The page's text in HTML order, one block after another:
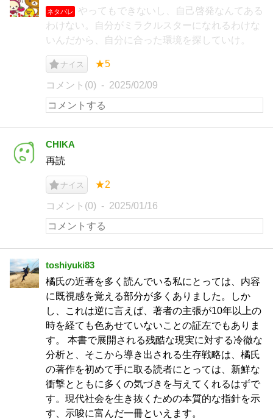
ネタバレ
やってもできないし、自己啓発なんてある
わけない。自分がミラクルスターになれるわけな
いんだから、自分に合った環境を探していけ。
ナイス ★5
コメント(0) 2025/02/09
CHIKA
再読
ナイス ★2
コメント(0) 2025/01/16
toshiyuki83
橘氏の近著を多く読んでいる私にとっては、内容
に既視感を覚える部分が多くありました。しか
し、これは逆に言えば、著者の主張が10年以上の
時を経ても色あせていないことの証左でもありま
す。 本書で展開される残酷な現実に対する冷徹な
分析と、そこから導き出される生存戦略は、橘氏
の著作を初めて手に取る読者にとっては、新鮮な
衝撃とともに多くの気づきを与えてくれるはずで
す。現代社会を生き抜くための本質的な指針を示
す、示唆に富んだ一冊といえます。​​​​​​​​​​​​​​​​